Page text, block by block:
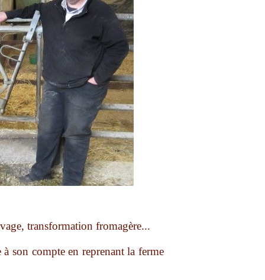
transformation fromagère...
son compte en reprenant la ferme